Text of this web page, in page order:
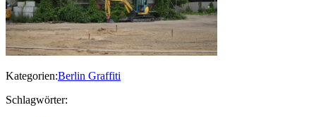
Kategorien:Berlin Graffiti
Schlagwörter: